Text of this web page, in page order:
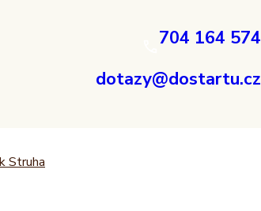
704 164 574
dotazy@dostartu.cz
Struha